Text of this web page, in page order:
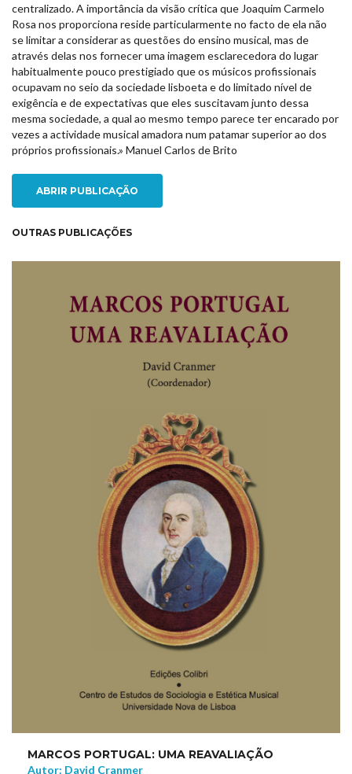
centralizado. A importância da visão crítica que Joaquim Carmelo
Rosa nos proporciona reside particularmente no facto de ela não
se limitar a considerar as questões do ensino musical, mas de
através delas nos fornecer uma imagem esclarecedora do lugar
habitualmente pouco prestigiado que os músicos profissionais
ocupavam no seio da sociedade lisboeta e do limitado nível de
exigência e de expectativas que eles suscitavam junto dessa
mesma sociedade, a qual ao mesmo tempo parece ter encarado por
vezes a actividade musical amadora num patamar superior ao dos
próprios profissionais.» Manuel Carlos de Brito
ABRIR PUBLICAÇÃO
OUTRAS PUBLICAÇÕES
MARCOS PORTUGAL: UMA REAVALIAÇÃO
Autor: David Cranmer